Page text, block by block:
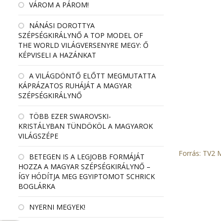
VÁROM A PÁROM!
NÁNÁSI DOROTTYA
SZÉPSÉGKIRÁLYNŐ A TOP MODEL OF
THE WORLD VILÁGVERSENYRE MEGY: Ő
KÉPVISELI A HAZÁNKAT
A VILÁGDÖNTŐ ELŐTT MEGMUTATTA
KÁPRÁZATOS RUHÁJÁT A MAGYAR
SZÉPSÉGKIRÁLYNŐ
TÖBB EZER SWAROVSKI-
KRISTÁLYBAN TÜNDÖKÖL A MAGYAROK
VILÁGSZÉPE
BETEGEN IS A LEGJOBB FORMÁJÁT
HOZZA A MAGYAR SZÉPSÉGKIRÁLYNŐ –
ÍGY HÓDÍTJA MEG EGYIPTOMOT SCHRICK
BOGLÁRKA
NYERNI MEGYEK!
Forrás: TV2